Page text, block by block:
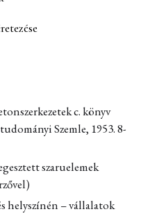
c. könyv
Szemle, 1953. 8-
szaruelemek
helyszínén – vállalatok